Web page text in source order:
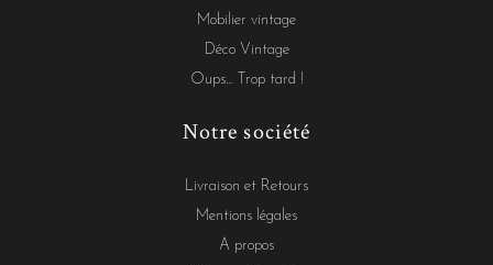
Mobilier vintage
Déco Vintage
Oups... Trop tard !
Notre société
Livraison et Retours
Mentions légales
A propos